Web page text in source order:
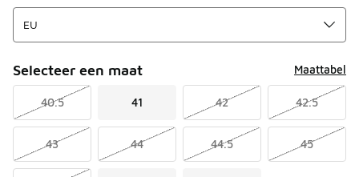
Selecteer een maat Maattabel
40.5 41 42 42.5
43 44 44.5 45